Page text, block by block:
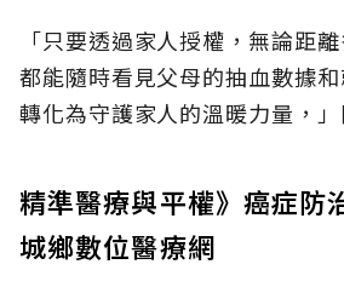
「只要透過家人授權，無論距
都能隨時看見父母的抽血數據
轉化為守護家人的溫暖力量，」
精準醫療與平權》癌症防
城鄉數位醫療網